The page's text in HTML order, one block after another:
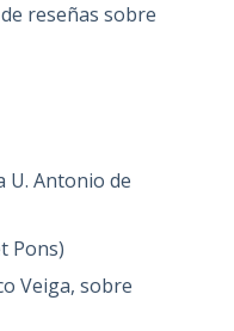
reseñas sobre
U. Antonio de
Pons)
Veiga, sobre